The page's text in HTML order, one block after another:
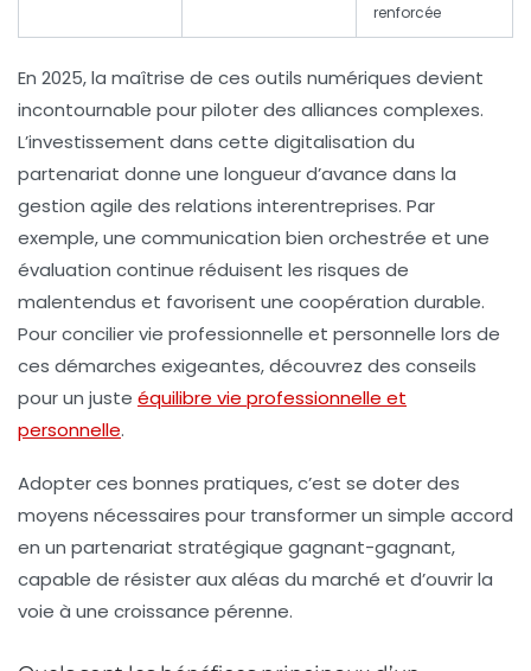
renforcée
En 2025, la maîtrise de ces outils numériques devient
incontournable pour piloter des alliances complexes.
L’investissement dans cette digitalisation du
partenariat donne une longueur d’avance dans la
gestion agile des relations interentreprises. Par
exemple, une communication bien orchestrée et une
évaluation continue réduisent les risques de
malentendus et favorisent une coopération durable.
Pour concilier vie professionnelle et personnelle lors de
ces démarches exigeantes, découvrez des conseils
pour un juste équilibre vie professionnelle et
personnelle.
Adopter ces bonnes pratiques, c’est se doter des
moyens nécessaires pour transformer un simple accord
en un partenariat stratégique gagnant-gagnant,
capable de résister aux aléas du marché et d’ouvrir la
voie à une croissance pérenne.